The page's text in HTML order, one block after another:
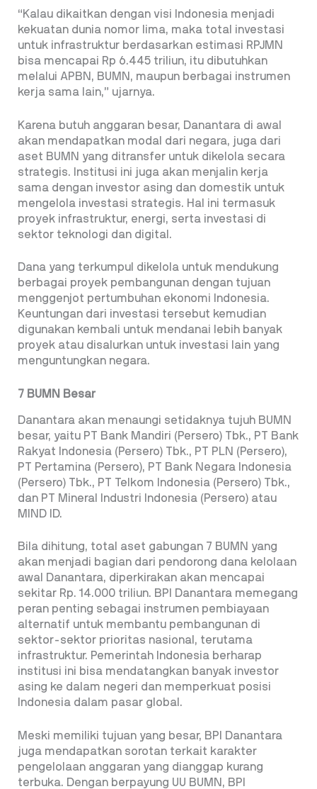
“Kalau dikaitkan dengan visi Indonesia menjadi
kekuatan dunia nomor lima, maka total investasi
untuk infrastruktur berdasarkan estimasi RPJMN
bisa mencapai Rp 6.445 triliun, itu dibutuhkan
melalui APBN, BUMN, maupun berbagai instrumen
kerja sama lain,” ujarnya.
Karena butuh anggaran besar, Danantara di awal
akan mendapatkan modal dari negara, juga dari
aset BUMN yang ditransfer untuk dikelola secara
strategis. Institusi ini juga akan menjalin kerja
sama dengan investor asing dan domestik untuk
mengelola investasi strategis. Hal ini termasuk
proyek infrastruktur, energi, serta investasi di
sektor teknologi dan digital.
Dana yang terkumpul dikelola untuk mendukung
berbagai proyek pembangunan dengan tujuan
menggenjot pertumbuhan ekonomi Indonesia.
Keuntungan dari investasi tersebut kemudian
digunakan kembali untuk mendanai lebih banyak
proyek atau disalurkan untuk investasi lain yang
menguntungkan negara.
7 BUMN Besar
Danantara akan menaungi setidaknya tujuh BUMN
besar, yaitu PT Bank Mandiri (Persero) Tbk., PT Bank
Rakyat Indonesia (Persero) Tbk., PT PLN (Persero),
PT Pertamina (Persero), PT Bank Negara Indonesia
(Persero) Tbk., PT Telkom Indonesia (Persero) Tbk.,
dan PT Mineral Industri Indonesia (Persero) atau
MIND ID.
Bila dihitung, total aset gabungan 7 BUMN yang
akan menjadi bagian dari pendorong dana kelolaan
awal Danantara, diperkirakan akan mencapai
sekitar Rp. 14.000 triliun. BPI Danantara memegang
peran penting sebagai instrumen pembiayaan
alternatif untuk membantu pembangunan di
sektor-sektor prioritas nasional, terutama
infrastruktur. Pemerintah Indonesia berharap
institusi ini bisa mendatangkan banyak investor
asing ke dalam negeri dan memperkuat posisi
Indonesia dalam pasar global.
Meski memiliki tujuan yang besar, BPI Danantara
juga mendapatkan sorotan terkait karakter
pengelolaan anggaran yang dianggap kurang
terbuka. Dengan berpayung UU BUMN, BPI